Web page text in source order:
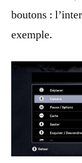
boutons :
exemple.